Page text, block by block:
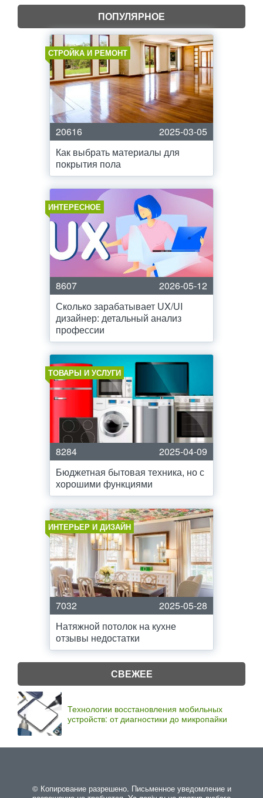
ПОПУЛЯРНОЕ
СТРОЙКА И РЕМОНТ
20616
2025-03-05
Как выбрать материалы для
покрытия пола
ИНТЕРЕСНОЕ
8607
2026-05-12
Сколько зарабатывает UX/UI
дизайнер: детальный анализ
профессии
ТОВАРЫ И УСЛУГИ
8284
2025-04-09
Бюджетная бытовая техника, но с
хорошими функциями
ИНТЕРЬЕР И ДИЗАЙН
7032
2025-05-28
Натяжной потолок на кухне
отзывы недостатки
СВЕЖЕЕ
Технологии восстановления мобильных
устройств: от диагностики до микропайки
© Копирование разрешено. Письменное уведомление и